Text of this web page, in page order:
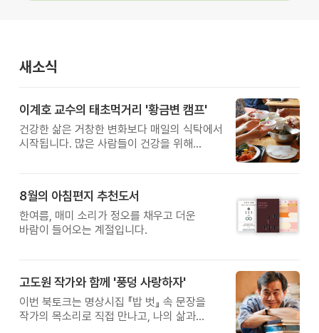
새소식
이계호 교수의 태초먹거리 '황금변 캠프'
건강한 삶은 거창한 변화보다 매일의 식탁에서
시작됩니다. 많은 사람들이 건강을 위해
받은 이계호 교수와 함께하는 태초먹거리
황금변 캠프
8월의 아침편지 추천도서
한여름, 매미 소리가 정오를 채우고 더운
바람이 들어오는 계절입니다.
고도원 작가와 함께 '풍덩 사랑하자'
이번 북토크는 명상시집 『밥 벗』 속 문장을
작가의 목소리로 직접 만나고, 나의 삶과